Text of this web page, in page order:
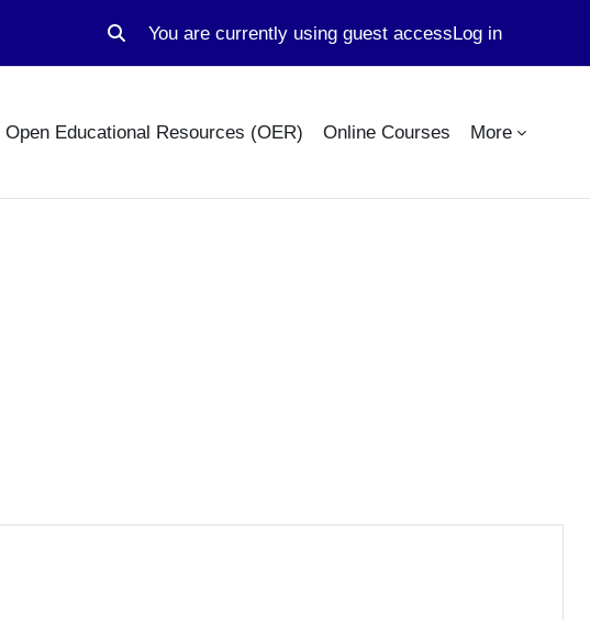
Toggle search input
You are currently using guest accessLog in
Open Educational Resources (OER) Online Courses More